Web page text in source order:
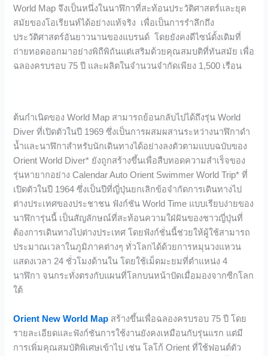
World Map จึงเป็นหนึ่งในนาฬิกาที่สะท้อนประวัติศาสตร์และยุค
สมัยของโอเรียนท์ได้อย่างแท้จริง เพื่อเป็นการรำลึกถึง
ประวัติศาสตร์อันยาวนานของแบรนด์ โดยยังคงดีไซน์ดั้งเดิมที่
ถ่ายทอดออกมาอย่างพิถีพิถันแต่เสริมด้วยคุณสมบติที่ทันสมัย เพื่อ
ฉลองครบรอบ 75 ปี และผลิตในจำนวนจำกัดเพียง 1,500 เรือน
ต้นกำเนิดของ World Map สามารถย้อนกลับไปได้ถึงรุ่น World
Diver ที่เปิดตัวในปี 1969 ซึ่งเป็นการผสมผสานระหว่างนาฬิกาดำ
น้ำและนาฬิกาสำหรับนักเดินทางได้อย่างลงตัวตามแบบฉบับของ
Orient World Diver* ยังถูกสร้างขึ้นเพื่อสืบทอดความสำเร็จของ
รุ่นหายากอย่าง Calendar Auto Orient Swimmer World Trip* ที่
เปิดตัวในปี 1964 ซึ่งเป็นปีที่ญี่ปุ่นยกเลิกข้อจำกัดการเดินทางไป
ต่างประเทศของประชาชน ฟังก์ชัน World Time แบบเรียบง่ายของ
นาฬิการุ่นนี้ เป็นสัญลักษณ์ที่สะท้อนความใฝ่ฝันของชาวญี่ปุ่นที่
ต้องการเดินทางไปต่างประเทศ โดยฟังก์ชั่นนี้ช่วยให้ผู้ใช้สามารถ
ประมาณเวลาในภูมิภาคต่างๆ ทั่วโลกได้ด้วยการหมุนวงแหวน
แสดงเวลา 24 ชั่วโมงด้านใน โดยใช้เม็ดมะยมที่ตำแหน่ง 4
นาฬิกา จนกระทั่งตรงกับแผนที่โลกบนหน้าปัดเมื่อมองจากซีกโลก
ใต้
Orient New World Map สร้างขึ้นเพื่อฉลองครบรอบ 75 ปี โดย
รายละเอียดและฟังก์ชันการใช้งานยังคงเหมือนกับรุ่นแรก แต่มี
การเพิ่มคุณสมบัติพิเศษเข้าไป เช่น โลโก้ Orient ที่ใช้ฟอนต์ตัว